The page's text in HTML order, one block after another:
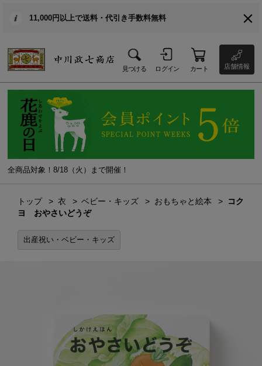
11,000円以上で送料・代引き手数料無料
見つける ログイン カート 店舗情報
全商品対象！8/18（火）まで開催！
トップ 衣 ベビー・キッズ おもちゃと絵本
コク
ヨ おやさいどうぞ
出産祝い・ベビー・キッズ